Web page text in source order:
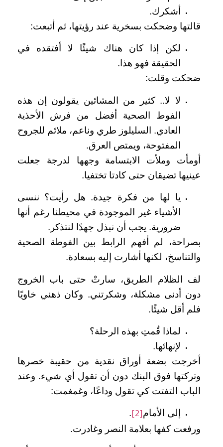
أشكرك.
قالتها وضحكت بسخرية عند رؤيتها، ثم أتبعت:
لكن إذا كان هناك شيئًا لا أفتقده في
الحقيقة فهو هذا.
ضحكت وقلت:
لا لا.. كثير من المشائين يقولون إن هذه
الفوط الصحية أفضل من فرش الأحذية
العادي. السليلوز طري وناعم، ملائم للجروح
المفتوحة، ويمتص العرق.
أومأت وملأت الابتسامة وجهها لدرجة جعلت
عينيها تضيقان حتى كادتا تختفيا.
يا لها من فكرة جيدة. هل رأيت؟ ننسى
الأشياء غير الموجودة في محيطنا رغم أنها
ضرورية. يجب أن نبذل جهدًا لنتذكر.
بصراحة، لم أفهم الرابط بين الفوطة الصحية
والتناسخ، لكنها أشارت إليه بسعادة.
لف الظلام الطريق، سارتْ حتى باب الخروج
دون أدنى مشكلة، وشكرتني. وكان ذهني خاويًا
فلم أقل شيئًا.
لماذا قُمتِ بهذه الرحلة؟
لإنهائها.
أخرجت بضعة أوراق نقدية من حقيبة خصرها
وتركتها فوق البنك دون أن تقول أي شيء. وعند
الباب التفتت كي تقول وداعًا، وغمغمت:
إلى الأمام [2]
.
ورفعت كفها بعلامة النصر وغادرت.